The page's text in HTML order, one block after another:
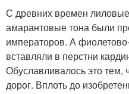
С древних времен
амарантовые тона были
императоров. А
вставляли в перстни
Обуславливалось это тем,
дорог. Вплоть до